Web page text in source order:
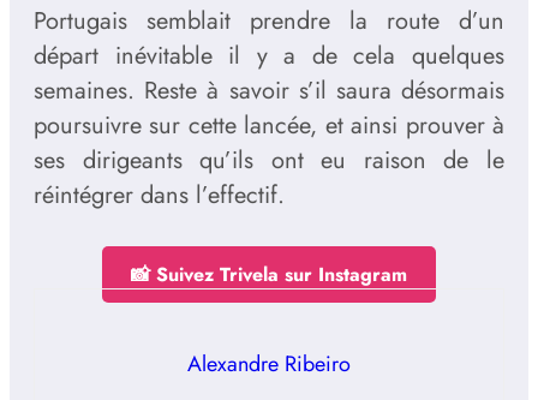
Portugais semblait prendre la route d’un
départ inévitable il y a de cela quelques
semaines. Reste à savoir s’il saura désormais
poursuivre sur cette lancée, et ainsi prouver à
ses dirigeants qu’ils ont eu raison de le
réintégrer dans l’effectif.
📸 Suivez Trivela sur Instagram
Alexandre Ribeiro